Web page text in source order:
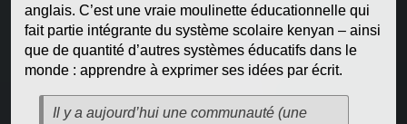
anglais. C’est une vraie moulinette éducationnelle qui
fait partie intégrante du système scolaire kenyan – ainsi
que de quantité d’autres systèmes éducatifs dans le
monde : apprendre à exprimer ses idées par écrit.
Il y a aujourd’hui une communauté (une